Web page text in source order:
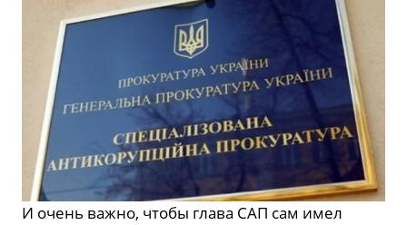
И очень важно, чтобы глава САП сам имел